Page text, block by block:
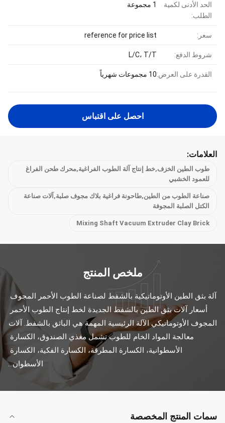
الحد الأدنى لكمية
الطلب:
1 مجموعة
سعر: reference for price list
شروط الدفع: L/C، T/T
القدرة على العرض:10 مجموعات شهرياً
احصل على اقتباس
العلامات:
طوب الطين الخزف,خط إنتاج آلة الطوب الفراغية,محرك طحن الفراغ
للعمود الخشبي
صناعة الطوب من الطين,طاحونة فراغية بلاك مجوف صلبة,آلات صناعة
الكتل الصلبة المجوفة
Mixing Shaft Vacuum Extruder Clay Brick
ملخص المنتج
الأسطوان...
سمات المنتج المخصصة